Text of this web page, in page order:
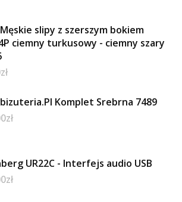
slipy z szerszym bokiem
ciemny turkusowy - ciemny szary
zł
Komplet Srebrna 7489
zł
UR22C - Interfejs audio USB
zł